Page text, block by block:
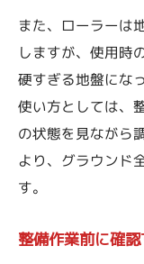
また、ローラーは
しますが、使用時
硬すぎる地盤にな
使い方としては、
の状態を見ながら
より、グラウンド
す。
整備作業前に確